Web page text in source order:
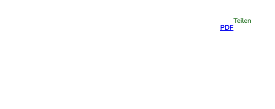
PDF
Teilen